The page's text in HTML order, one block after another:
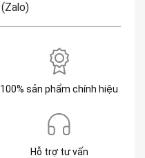
(Zalo)
100% sản phẩm chính hiệu
Hỗ trợ tư vấn